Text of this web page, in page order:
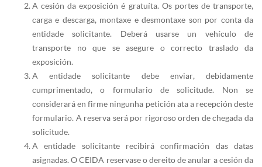
A cesión da exposición é gratuíta. Os portes de transporte,
carga e descarga, montaxe e desmontaxe son por conta da
entidade solicitante. Deberá usarse un vehículo de
transporte no que se asegure o correcto traslado da
exposición.
A entidade solicitante debe enviar, debidamente
cumprimentado, o formulario de solicitude. Non se
considerará en firme ningunha petición ata a recepción deste
formulario. A reserva será por rigoroso orden de chegada da
solicitude.
A entidade solicitante recibirá confirmación das datas
asignadas. O CEIDA reservase o dereito de anular a cesión da